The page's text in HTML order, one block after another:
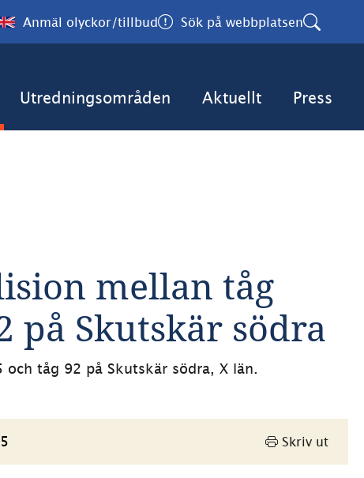
Anmäl olyckor/tillbud Sök på webbplatsen
Utredningsområden Aktuellt Press
mellan tåg
på Skutskär södra
tåg 92 på Skutskär södra, X län.
Skriv ut